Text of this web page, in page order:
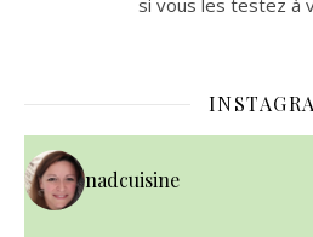
si vous les testez à
nadcuisine